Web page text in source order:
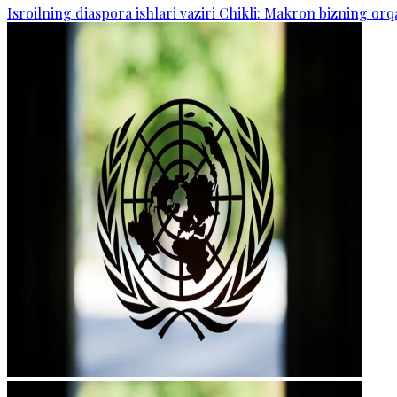
Isroilning diaspora ishlari vaziri Chikli: Makron bizning